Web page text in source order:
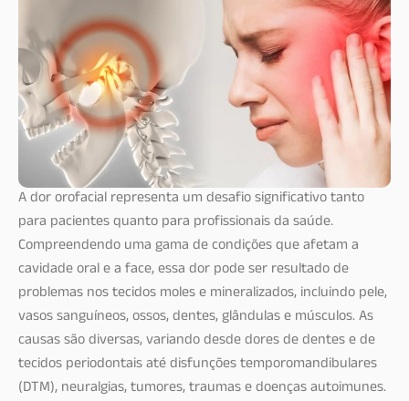
A dor orofacial representa um desafio significativo tanto
para pacientes quanto para profissionais da saúde.
Compreendendo uma gama de condições que afetam a
cavidade oral e a face, essa dor pode ser resultado de
problemas nos tecidos moles e mineralizados, incluindo pele,
vasos sanguíneos, ossos, dentes, glândulas e músculos. As
causas são diversas, variando desde dores de dentes e de
tecidos periodontais até disfunções temporomandibulares
(DTM), neuralgias, tumores, traumas e doenças autoimunes.